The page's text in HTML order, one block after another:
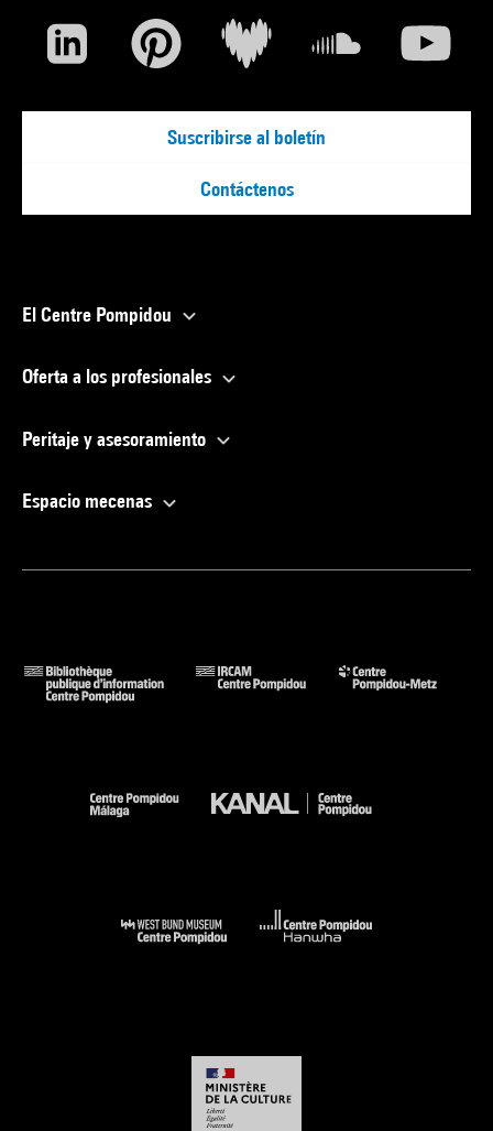
Suscribirse al boletín
Contáctenos
El Centre Pompidou
Oferta a los profesionales
Peritaje y asesoramiento
Espacio mecenas